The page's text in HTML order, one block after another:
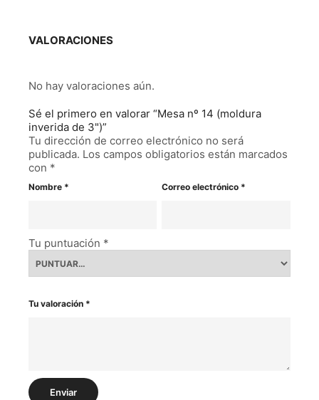
VALORACIONES
No hay valoraciones aún.
Sé el primero en valorar “Mesa nº 14 (moldura
inverida de 3")”
Tu dirección de correo electrónico no será
publicada. Los campos obligatorios están marcados
con *
Nombre * Correo electrónico *
Tu puntuación *
Tu valoración *